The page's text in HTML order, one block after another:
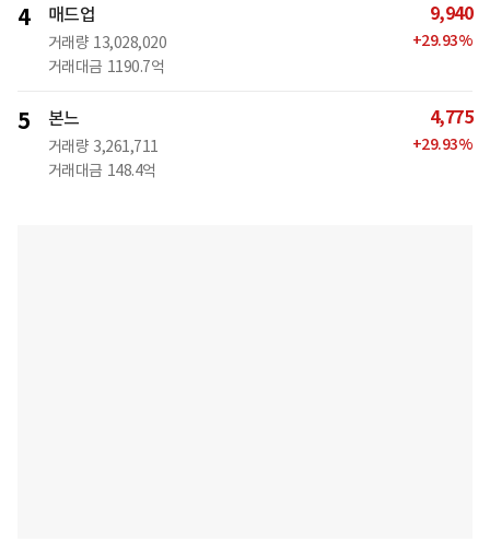
4 매드업
거래량 13,028,020
거래대금 1190.7억
9,940
+29.93%
5 본느
거래량 3,261,711
거래대금 148.4억
4,775
+29.93%